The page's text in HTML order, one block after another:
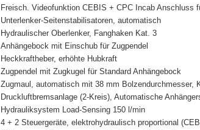
Freisch. Videofunktion CEBIS + CPC Incab Anschluss
Unterlenker-Seitenstabilisatoren, automatisch
Hydraulischer Oberlenker, Fanghaken Kat. 3
Anhängebock mit Einschub für Zugpendel
Heckkraftheber, erhöhte Hubkraft
Zugpendel mit Zugkugel für Standard Anhängebock
Zugmaul, automatisch mit 38 mm Bolzendurchmesser,
Druckluftbremsanlage (2-Kreis), Automatische
Hydrauliksystem Load-Sensing 150 l/min
4 + 2 Steuergeräte, elektrohydraulisch proportional